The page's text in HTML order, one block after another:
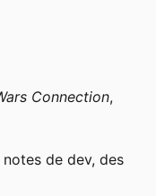
Connection,
de dev, des